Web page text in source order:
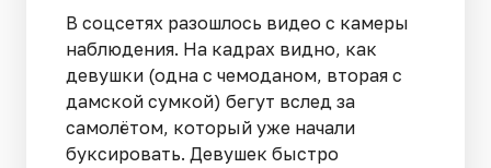
В соцсетях разошлось видео с камеры
наблюдения. На кадрах видно, как
девушки (одна с чемоданом, вторая с
дамской сумкой) бегут вслед за
самолётом, который уже начали
буксировать. Девушек быстро